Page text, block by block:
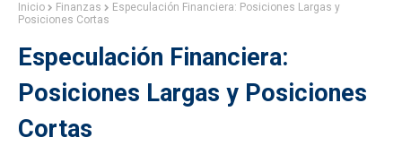
Inicio Finanzas
Especulación Financiera: Posiciones Largas y
Posiciones Cortas
Especulación Financiera:
Posiciones Largas y Posiciones
Cortas